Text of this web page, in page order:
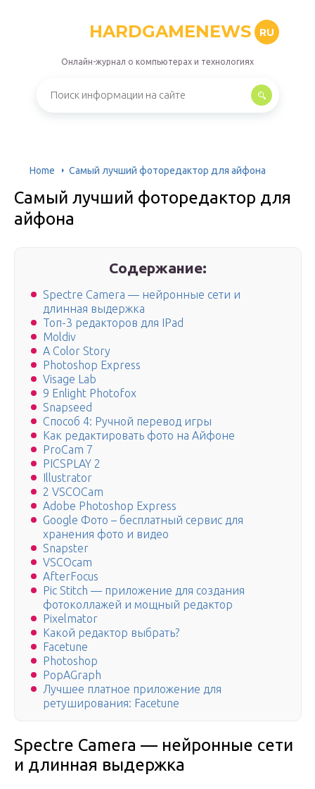
HARDGAMENEWS RU
Онлайн-журнал о компьютерах и технологиях
Home Самый лучший фоторедактор для айфона
Самый лучший фоторедактор для
айфона
Содержание:
Spectre Camera — нейронные сети и
длинная выдержка
Топ-3 редакторов для IPad
Moldiv
A Color Story
Photoshop Express
Visage Lab
9 Enlight Photofox
Snapseed
Способ 4: Ручной перевод игры
Как редактировать фото на Айфоне
ProCam 7
PICSPLAY 2
Illustrator
2 VSCOCam
Adobe Photoshop Express
Google Фото – бесплатный сервис для
хранения фото и видео
Snapster
VSCOcam
AfterFocus
Pic Stitch — приложение для создания
фотоколлажей и мощный редактор
Pixelmator
Какой редактор выбрать?
Facetune
Photoshop
PopAGraph
Лучшее платное приложение для
ретуширования: Facetune
Spectre Camera — нейронные сети
и длинная выдержка